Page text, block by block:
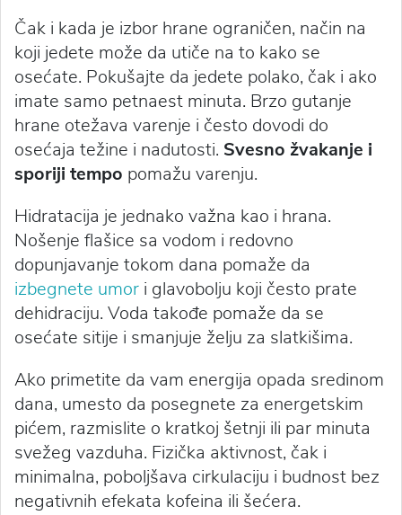
Čak i kada je izbor hrane ograničen, način na
koji jedete može da utiče na to kako se
osećate. Pokušajte da jedete polako, čak i ako
imate samo petnaest minuta. Brzo gutanje
hrane otežava varenje i često dovodi do
osećaja težine i nadutosti. Svesno žvakanje i
sporiji tempo pomažu varenju.
Hidratacija je jednako važna kao i hrana.
Nošenje flašice sa vodom i redovno
dopunjavanje tokom dana pomaže da
izbegnete umor i glavobolju koji često prate
dehidraciju. Voda takođe pomaže da se
osećate sitije i smanjuje želju za slatkišima.
Ako primetite da vam energija opada sredinom
dana, umesto da posegnete za energetskim
pićem, razmislite o kratkoj šetnji ili par minuta
svežeg vazduha. Fizička aktivnost, čak i
minimalna, poboljšava cirkulaciju i budnost bez
negativnih efekata kofeina ili šećera.